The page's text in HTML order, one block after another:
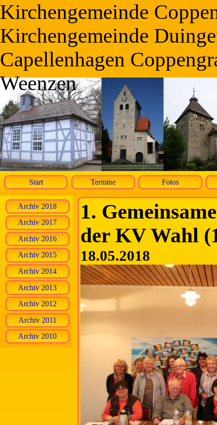
Kirchengemeinde
Kirchengemeinde
Capellenhagen
Weenzen
Start Termine Fotos
Archiv 2018
Archiv 2017
Archiv 2016
Archiv 2015
Archiv 2014
Archiv 2013
Archiv 2012
Archiv 2011
Archiv 2010
1.
der KV Wahl
18.05.2018